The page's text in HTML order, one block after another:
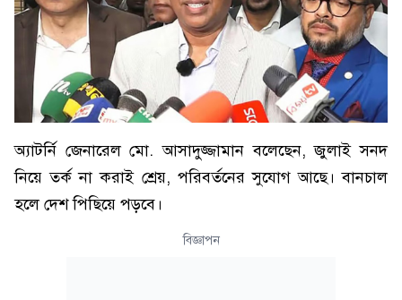
অ্যাটর্নি জেনারেল মো. আসাদুজ্জামান বলেছেন, জুলাই সনদ
নিয়ে তর্ক না করাই শ্রেয়, পরিবর্তনের সুযোগ আছে। বানচাল
হলে দেশ পিছিয়ে পড়বে।
বিজ্ঞাপন